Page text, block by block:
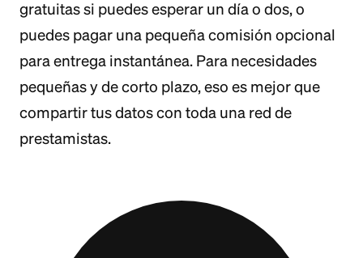
gratuitas si puedes esperar un día o dos, o
puedes pagar una pequeña comisión opcional
para entrega instantánea. Para necesidades
pequeñas y de corto plazo, eso es mejor que
compartir tus datos con toda una red de
prestamistas.